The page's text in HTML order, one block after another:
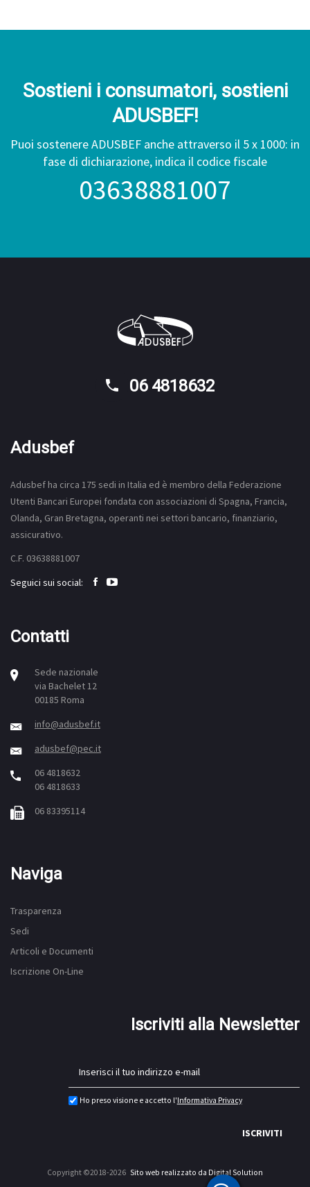
Sostieni i consumatori, sostieni
ADUSBEF!
Puoi sostenere ADUSBEF anche attraverso il 5 x 1000: in
fase di dichiarazione, indica il codice fiscale
03638881007
06 4818632
Adusbef
Adusbef ha circa 175 sedi in Italia ed è membro della Federazione
Utenti Bancari Europei fondata con associazioni di Spagna, Francia,
Olanda, Gran Bretagna, operanti nei settori bancario, finanziario,
assicurativo.
C.F. 03638881007
Seguici sui social:
Contatti
Sede nazionale
via Bachelet 12
00185 Roma
info@adusbef.it
adusbef@pec.it
06 4818632
06 4818633
06 83395114
Naviga
Trasparenza
Sedi
Articoli e Documenti
Iscrizione On-Line
Iscriviti alla Newsletter
Ho preso visione e accetto l'Informativa Privacy
ISCRIVITI
Copyright ©2018-2026 Sito web realizzato da Digital Solution